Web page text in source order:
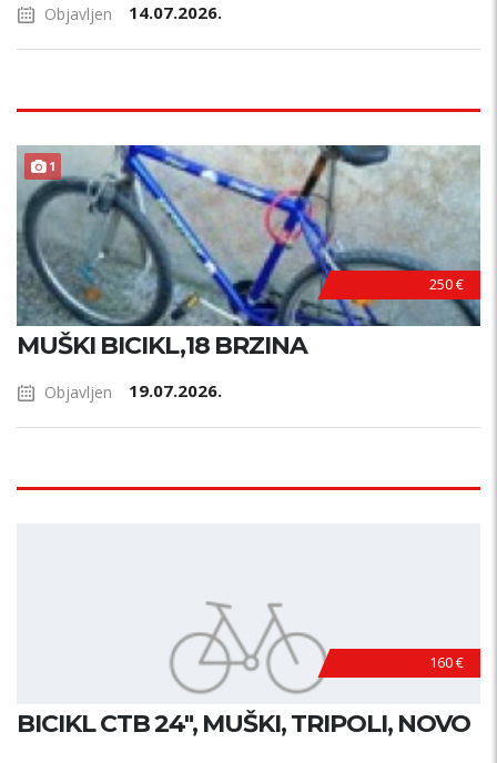
Objavljen 14.07.2026.
1
250 €
MUŠKI BICIKL,18 BRZINA
Objavljen 19.07.2026.
160 €
BICIKL CTB 24", MUŠKI, TRIPOLI, NOVO